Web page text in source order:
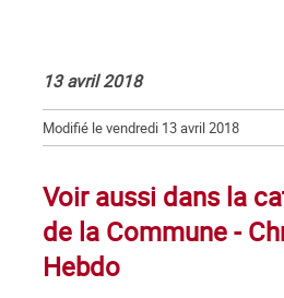
13 avril 2018
Modifié le vendredi 13 avril 2018
Voir aussi dans la
de la Commune -
Hebdo